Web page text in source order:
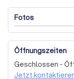
Entfernung von
Stäubeverfahren.
bieten wir
Hygiene in Ihrem
Wir verstehen,
Fotos
Öffnungszeiten
Geschlossen -
Jetzt